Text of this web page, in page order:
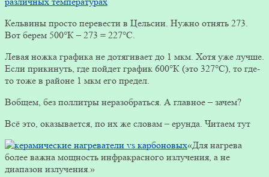
Кельвины просто перевести в Цельсии. Нужно отнять 273.
Вот берем 500°К – 273 = 227°С.
Левая ножка графика не дотягивает до 1 мкм. Хотя уже лучше.
Если прикинуть, где пойдет график 600°К (это 327°С), то где-
то тоже в районе 1 мкм его предел.
Вобщем, без поллитры неразобраться. А главное – зачем?
Всё это, оказывается, по их же словам – ерунда. Читаем тут
«Для нагрева
более важна мощность инфракрасного излучения, а не
диапазон излучения.»